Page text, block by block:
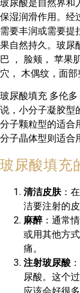
玻尿酸是自然界和
保湿润滑作用。经
需要丰润或需要提
果自然持久。玻尿
巴 ， 脸颊， 苹果
穴， 木偶纹，面部
玻尿酸填充 多伦
说，小分子凝胶型
分子颗粒型的适合
分子晶体型则适合
玻尿酸填充
清洁皮肤：
洁要注射的
麻醉：通常
或用其他方
痛。
注射玻尿酸
尿酸。这个